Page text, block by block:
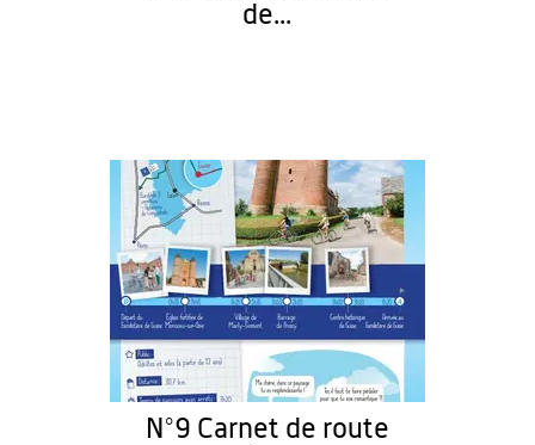
de...
N°9 Carnet de route